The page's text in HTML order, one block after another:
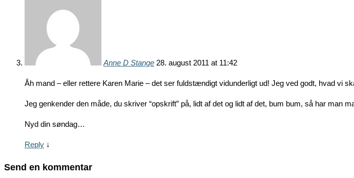
Anne D Stange 28. august 2011 at 11:42
Åh mand – eller rettere Karen Marie – det ser fuldstændigt vidunderligt ud! Jeg ved godt, hvad vi
Jeg genkender den måde, du skriver “opskrift” på, lidt af det og lidt af det, bum bum, så har man
Nyd din søndag…
Reply ↓
Send en kommentar